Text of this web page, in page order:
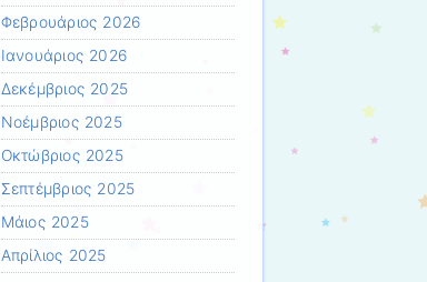
Φεβρουάριος 2026
Ιανουάριος 2026
Δεκέμβριος 2025
Νοέμβριος 2025
Οκτώβριος 2025
Σεπτέμβριος 2025
Μάιος 2025
Απρίλιος 2025